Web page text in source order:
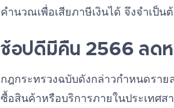
คำนวณเพื่อเสียภาษีเงินได้ จึงจำเป็น
ช้อปดีมีคืน 2566 ลด
กฎกระทรวงฉบับดังกล่าวกำหนดรา
ซื้อสินค้าหรือบริการภายในประเทศ